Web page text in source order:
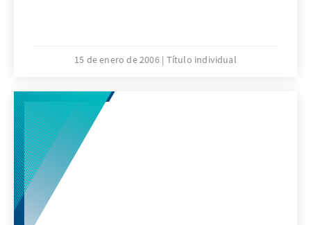
15 de enero de 2006 Título individual